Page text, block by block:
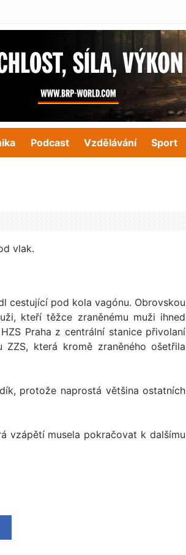
Podcast Vzdělávání Sport
vlak.
cestující pod kola vagónu. Obrovskou
kteří těžce zraněnému muži ihned
Praha z centrální stanice přivolaní
která kromě zraněného ošetřila
protože naprostá většina ostatních
vzápětí musela pokračovat k dalšímu